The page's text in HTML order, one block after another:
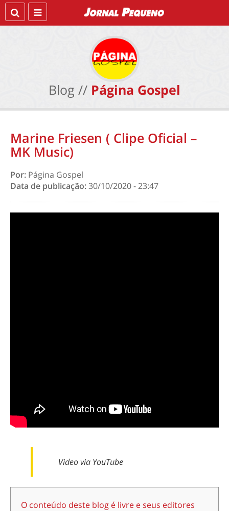
Blog // Página Gospel
Marine Friesen ( Clipe Oficial –
MK Music)
Por: Página Gospel
Data de publicação:30/10/2020 - 23:47
Video via YouTube
O conteúdo deste blog é livre e seus editores